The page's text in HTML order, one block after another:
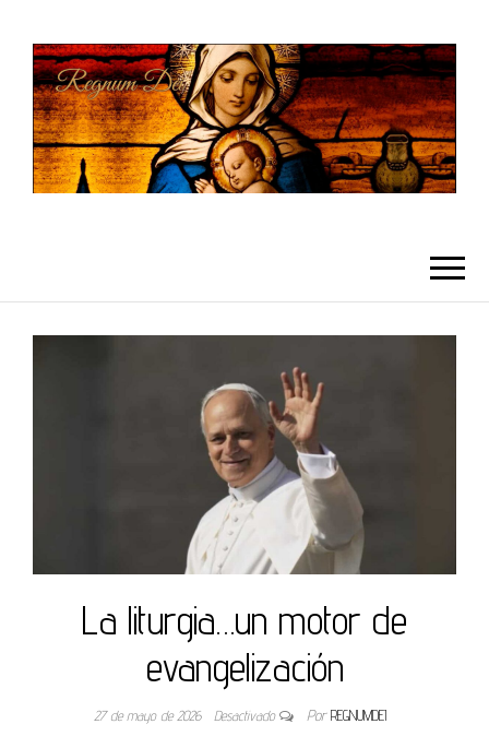
La liturgia…un motor de
evangelización
27 de mayo de 2026 Desactivado Por REGNUMDEI